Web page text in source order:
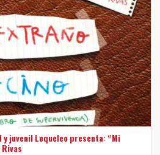
juvenil Loqueleo presenta: “Mi